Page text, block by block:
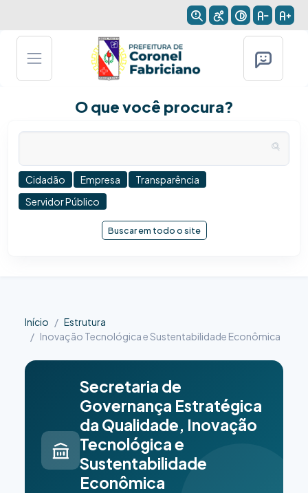
O que você procura?
Cidadão Empresa
Transparência
Servidor Público
Buscar em todo o site
Início
Estrutura
Inovação Tecnológica e Sustentabilidade Econômica
Secretaria de
Governança Estratégica
da Qualidade, Inovação
Tecnológica e
Sustentabilidade
Econômica